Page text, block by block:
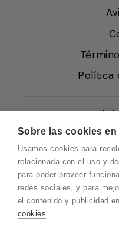
Sobre las cookies
Usamos cookies para
relacionada con el uso y
para poder proveer
redes sociales, y para
el contenido y publicidad
cookies
Política